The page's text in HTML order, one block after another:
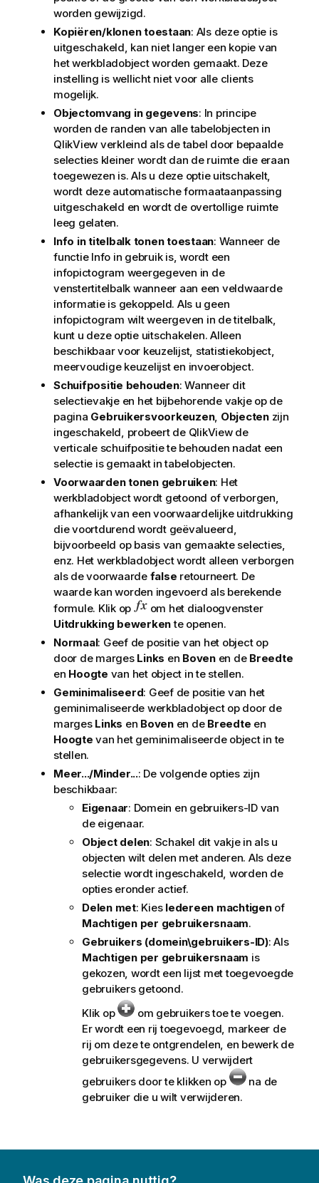
worden gewijzigd.
Kopiëren/klonen toestaan: Als deze optie is
uitgeschakeld, kan niet langer een kopie van
het werkbladobject worden gemaakt. Deze
instelling is wellicht niet voor alle clients
mogelijk.
Objectomvang in gegevens: In principe
worden de randen van alle tabelobjecten in
QlikView verkleind als de tabel door bepaalde
selecties kleiner wordt dan de ruimte die eraan
toegewezen is. Als u deze optie uitschakelt,
wordt deze automatische formaataanpassing
uitgeschakeld en wordt de overtollige ruimte
leeg gelaten.
Info in titelbalk tonen toestaan: Wanneer de
functie Info in gebruik is, wordt een
infopictogram weergegeven in de
venstertitelbalk wanneer aan een veldwaarde
informatie is gekoppeld. Als u geen
infopictogram wilt weergeven in de titelbalk,
kunt u deze optie uitschakelen. Alleen
beschikbaar voor keuzelijst, statistiekobject,
meervoudige keuzelijst en invoerobject.
Schuifpositie behouden: Wanneer dit
selectievakje en het bijbehorende vakje op de
pagina Gebruikersvoorkeuzen, Objectenzijn
ingeschakeld, probeert de QlikView de
verticale schuifpositie te behouden nadat een
selectie is gemaakt in tabelobjecten.
Voorwaarden tonen gebruiken: Het
werkbladobject wordt getoond of verborgen,
afhankelijk van een voorwaardelijke uitdrukking
die voortdurend wordt geëvalueerd,
bijvoorbeeld op basis van gemaakte selecties,
enz. Het werkbladobject wordt alleen verborgen
als de voorwaarde false retourneert. De
waarde kan worden ingevoerd als berekende
formule. Klik op
om het dialoogvenster
Uitdrukking bewerkente openen.
Normaal: Geef de positie van het object op
door de marges Links en Bovenen de Breedte
en Hoogte van het object in te stellen.
Geminimaliseerd: Geef de positie van het
geminimaliseerde werkbladobject op door de
marges Links en Bovenen de Breedte en
Hoogte van het geminimaliseerde object in te
stellen.
Meer.../Minder...: De volgende opties zijn
beschikbaar:
Eigenaar: Domein en gebruikers-ID van
de eigenaar.
Object delen: Schakel dit vakje in als u
objecten wilt delen met anderen. Als deze
selectie wordt ingeschakeld, worden de
opties eronder actief.
Delen met: Kies Iedereen machtigen of
Machtigen per gebruikersnaam.
Gebruikers (domein\gebruikers-ID): Als
Machtigen per gebruikersnaam is
gekozen, wordt een lijst met toegevoegde
gebruikers getoond.
Klik op
om gebruikers toe te voegen.
Er wordt een rij toegevoegd, markeer de
rij om deze te ontgrendelen, en bewerk de
gebruikersgegevens. U verwijdert
gebruikers door te klikken op
na de
gebruiker die u wilt verwijderen.